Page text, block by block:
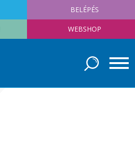
BELÉPÉS
WEBSHOP